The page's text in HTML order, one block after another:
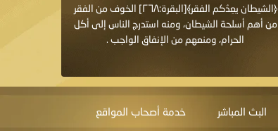
﴿الشيطان يعِدُكم الفقر﴾[البقرة:٢٦٨] الخوف من الفقر
من أهم أسلحة الشيطان، ومنه استدرج الناس إلى أكل
الحرام، ومنعهم من الإنفاق الواجب .
البث المباشر خدمة أصحاب المواقع